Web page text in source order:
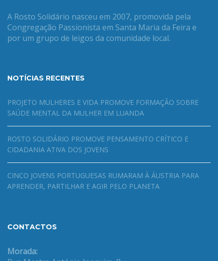
A Rosto Solidário nasceu em 2007, promovida pela
Congregação Passionista em Santa Maria da Feira e
por um grupo de leigos da comunidade local.
NOTÍCIAS RECENTES
PROJETO MULHERES E VIDA PROMOVE FORMAÇÃO SOBRE
SAÚDE MENTAL DA MULHER EM LUANDA
ROSTO SOLIDÁRIO PROMOVE PENSAMENTO CRÍTICO E
CIDADANIA ATIVA DOS JOVENS
CINCO JOVENS PORTUGUESAS RUMARAM À ÁUSTRIA PARA
APRENDER, PARTILHAR E AGIR PELO PLANETA
CONTACTOS
Morada: